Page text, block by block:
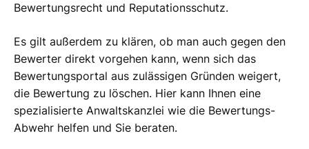
Bewertungsrecht und Reputationsschutz.
Es gilt außerdem zu klären, ob man auch gegen den
Bewerter direkt vorgehen kann, wenn sich das
Bewertungsportal aus zulässigen Gründen weigert,
die Bewertung zu löschen. Hier kann Ihnen eine
spezialisierte Anwaltskanzlei wie die Bewertungs-
Abwehr helfen und Sie beraten.